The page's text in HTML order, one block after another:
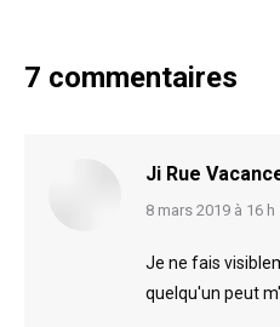
7 commentaires
Ji Rue
says:
8 mars 2019 à 16 h
Je ne fais
quelqu'un peut